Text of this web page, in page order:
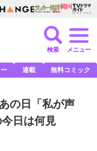
検索 メニュー
連載 無料コミック
の日「私が声
日は何見